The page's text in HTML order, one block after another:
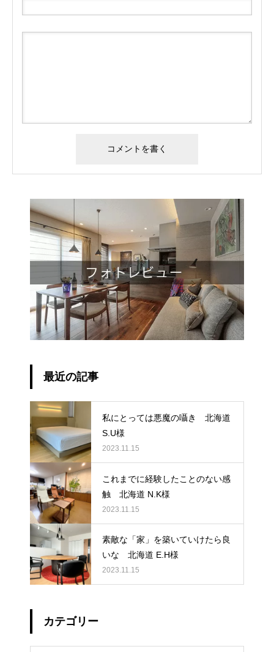
最近の記事
私にとっては悪魔の囁き 北海道
S.U様
2023.11.15
これまでに経験したことのない感
触 北海道 N.K様
2023.11.15
素敵な「家」を築いていけたら良
いな 北海道 E.H様
2023.11.15
カテゴリー